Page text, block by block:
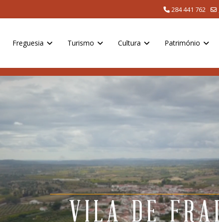
284 441 762
Freguesia Turismo Cultura Património